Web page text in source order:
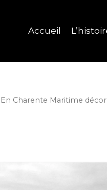
Accueil
En Charente Maritime